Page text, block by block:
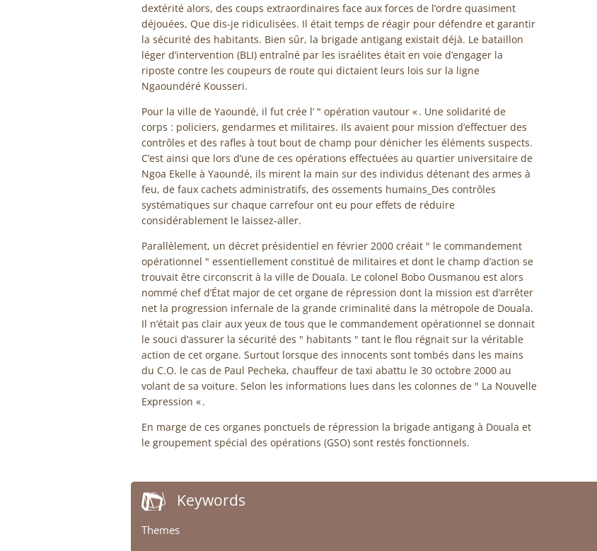
dextérité alors, des coups extraordinaires face aux forces de l’ordre quasiment
déjouées, Que dis-je ridiculisées. Il était temps de réagir pour défendre et garantir
la sécurité des habitants. Bien sûr, la brigade antigang existait déjà. Le bataillon
léger d’intervention (BLI) entraîné par les israélites était en voie d’engager la
riposte contre les coupeurs de route qui dictaient leurs lois sur la ligne
Ngaoundéré Kousseri.
Pour la ville de Yaoundé, il fut crée l’ " opération vautour « . Une solidarité de
corps : policiers, gendarmes et militaires. Ils avaient pour mission d’effectuer des
contrôles et des rafles à tout bout de champ pour dénicher les éléments suspects.
C’est ainsi que lors d’une de ces opérations effectuées au quartier universitaire de
Ngoa Ekelle à Yaoundé, ils mirent la main sur des individus détenant des armes à
feu, de faux cachets administratifs, des ossements humains_Des contrôles
systématiques sur chaque carrefour ont eu pour effets de réduire
considérablement le laissez-aller.
Parallèlement, un décret présidentiel en février 2000 créait " le commandement
opérationnel " essentiellement constitué de militaires et dont le champ d’action se
trouvait être circonscrit à la ville de Douala. Le colonel Bobo Ousmanou est alors
nommé chef d’État major de cet organe de répression dont la mission est d’arrêter
net la progression infernale de la grande criminalité dans la métropole de Douala.
Il n’était pas clair aux yeux de tous que le commandement opérationnel se donnait
le souci d’assurer la sécurité des " habitants " tant le flou régnait sur la véritable
action de cet organe. Surtout lorsque des innocents sont tombés dans les mains
du C.O. le cas de Paul Pecheka, chauffeur de taxi abattu le 30 octobre 2000 au
volant de sa voiture. Selon les informations lues dans les colonnes de " La Nouvelle
Expression « .
En marge de ces organes ponctuels de répression la brigade antigang à Douala et
le groupement spécial des opérations (GSO) sont restés fonctionnels.
Keywords
Themes